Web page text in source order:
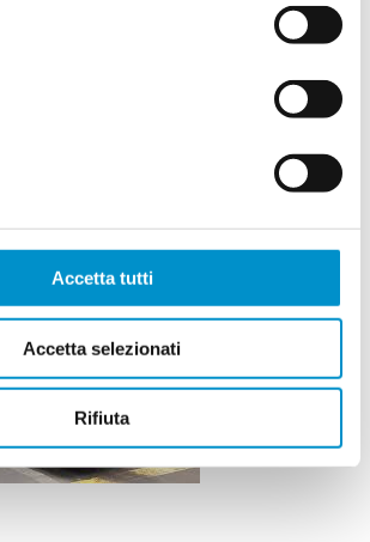
Accetta tutti
Accetta selezionati
Rifiuta